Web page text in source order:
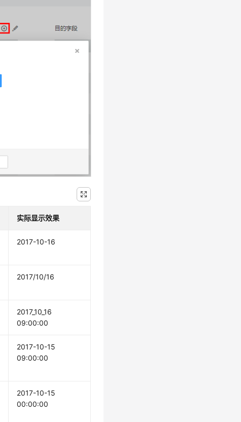
实际显示效果
2017-10-16
2017/10/16
2017_10_16
09:00:00
2017-10-15
09:00:00
2017-10-15
00:00:00